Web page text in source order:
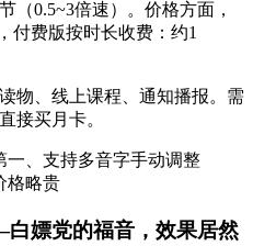
（0.5~3倍速）。价格方面，
付费版按时长收费：约1
物、线上课程、通知播报。需
接买月卡。
一、支持多音字手动调整
格略贵
嫖党的福音，效果居然